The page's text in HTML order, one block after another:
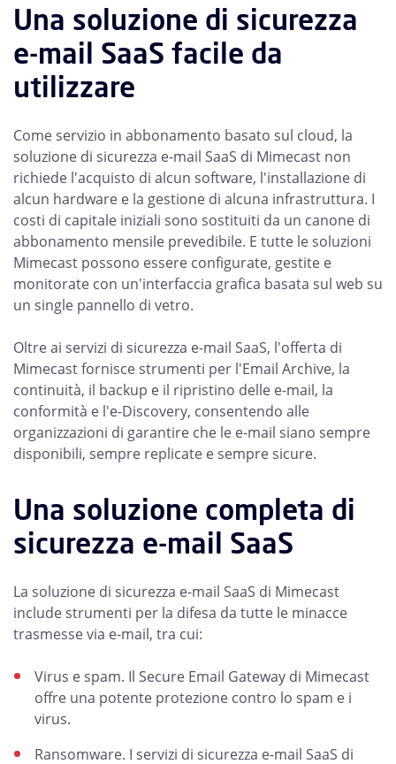
Una soluzione di sicurezza
e-mail SaaS facile da
utilizzare
Come servizio in abbonamento basato sul cloud, la
soluzione di sicurezza e-mail SaaS di Mimecast non
richiede l'acquisto di alcun software, l'installazione di
alcun hardware e la gestione di alcuna infrastruttura. I
costi di capitale iniziali sono sostituiti da un canone di
abbonamento mensile prevedibile. E tutte le soluzioni
Mimecast possono essere configurate, gestite e
monitorate con un'interfaccia grafica basata sul web su
un single pannello di vetro.
Oltre ai servizi di sicurezza e-mail SaaS, l'offerta di
Mimecast fornisce strumenti per l'Email Archive, la
continuità, il backup e il ripristino delle e-mail, la
conformità e l'e-Discovery, consentendo alle
organizzazioni di garantire che le e-mail siano sempre
disponibili, sempre replicate e sempre sicure.
Una soluzione completa di
sicurezza e-mail SaaS
La soluzione di sicurezza e-mail SaaS di Mimecast
include strumenti per la difesa da tutte le minacce
trasmesse via e-mail, tra cui:
Virus e spam. Il Secure Email Gateway di Mimecast
offre una potente protezione contro lo spam e i
virus.
Ransomware. I servizi di sicurezza e-mail SaaS di